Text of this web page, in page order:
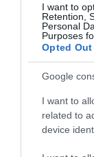
I want to
Retention,
Personal
Purposes
Opted Out
Google
I want to
related to
device
Αγορά